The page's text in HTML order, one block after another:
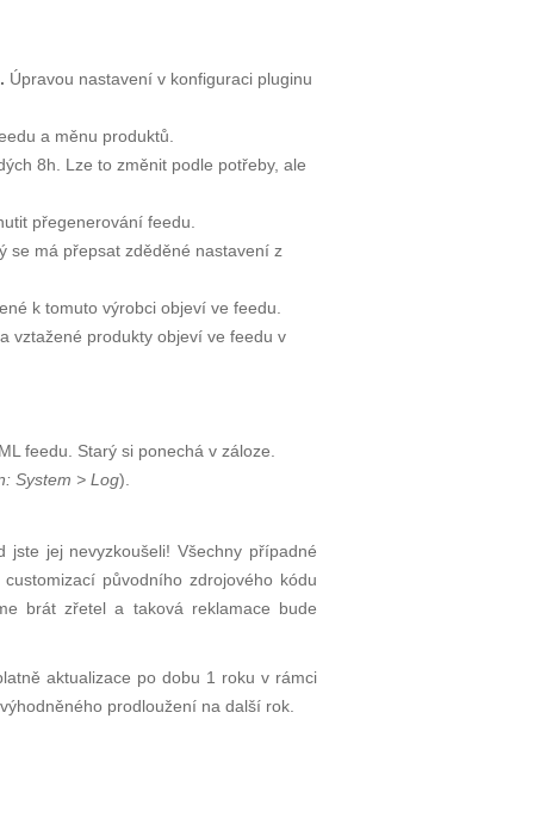
Úpravou nastavení v konfiguraci pluginu
a měnu produktů.
8h. Lze to změnit podle potřeby, ale
přegenerování feedu.
se má přepsat zděděné nastavení z
k tomuto výrobci objeví ve feedu.
vztažené produkty objeví ve feedu v
feedu. Starý si ponechá v záloze.
System > Log).
jej nevyzkoušeli! Všechny případné
původního zdrojového kódu
brát zřetel a taková reklamace bude
aktualizace po dobu 1 roku v rámci
prodloužení na další rok.